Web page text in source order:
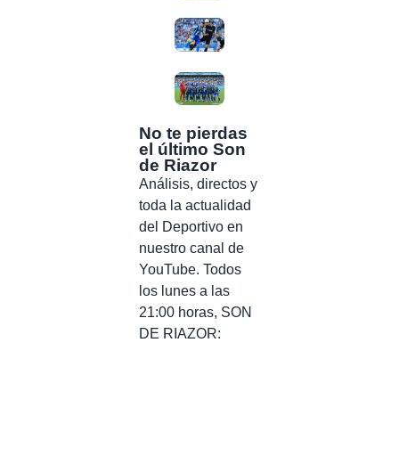
No te pierdas
el último Son
de Riazor
Análisis, directos y
toda la actualidad
del Deportivo en
nuestro canal de
YouTube. Todos
los lunes a las
21:00 horas, SON
DE RIAZOR: